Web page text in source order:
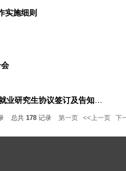
实施细则
关于2024年复旦大学MPA拟录取社会考生的思政调查表回收、定向就业研究生协议签订及告知书发放的说明
总共 178 记录 第一页 <<上一页 下